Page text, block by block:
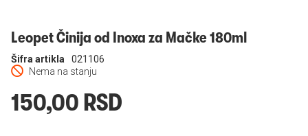
Leopet Činija od Inoxa za Mačke 180ml
Nema na stanju
Šifra artikla 021106
150,00 RSD